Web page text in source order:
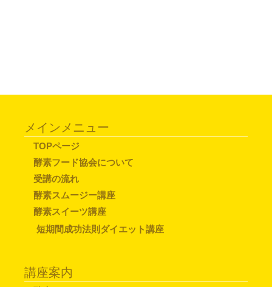
メインメニュー
TOPページ
酵素フード協会について
受講の流れ
酵素スムージー講座
酵素スイーツ講座
短期間成功法則ダイエット講座
講座案内